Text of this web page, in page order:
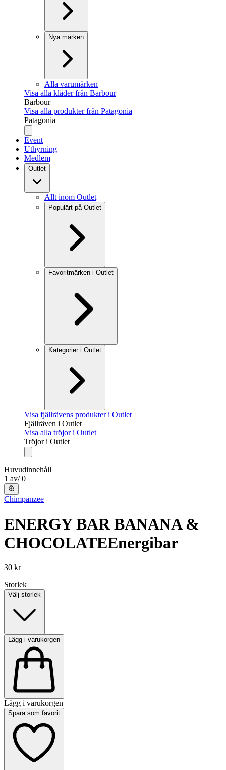
Nya märken
Alla varumärken
Visa alla kläder från Barbour
Barbour
Visa alla produkter från Patagonia
Patagonia
Event
Uthyrning
Medlem
Outlet
Allt inom Outlet
Populärt på Outlet
Favoritmärken i Outlet
Kategorier i Outlet
Visa fjällrävens produkter i Outlet
Fjällräven i Outlet
Visa alla tröjor i Outlet
Tröjor i Outlet
Huvudinnehåll
1 av/ 0
Chimpanzee
ENERGY BAR BANANA &
CHOCOLATEEnergibar
30 kr
Storlek
Välj storlek
Lägg i varukorgen
Lägg i varukorgen
Spara som favorit